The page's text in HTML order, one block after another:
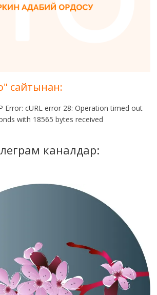
сайтынан:
Error: cURL error 28: Operation timed out
with 18565 bytes received
каналдар: